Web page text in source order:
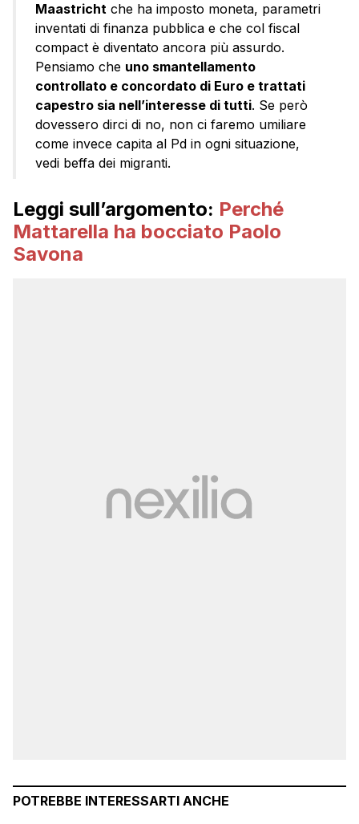
Maastricht che ha imposto moneta, parametri
inventati di finanza pubblica e che col fiscal
compact è diventato ancora più assurdo.
Pensiamo che uno smantellamento
controllato e concordato di Euro e trattati
capestro sia nell’interesse di tutti. Se però
dovessero dirci di no, non ci faremo umiliare
come invece capita al Pd in ogni situazione,
vedi beffa dei migranti.
Leggi sull’argomento: Perché
Mattarella ha bocciato Paolo
Savona
POTREBBE INTERESSARTI ANCHE